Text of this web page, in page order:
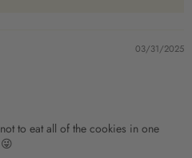
03/31/2025
to eat all of the cookies in one